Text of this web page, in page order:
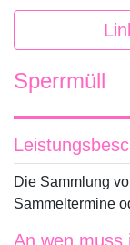
Sperrmüll
Die Sammlung
Sammeltermine
An wen muss